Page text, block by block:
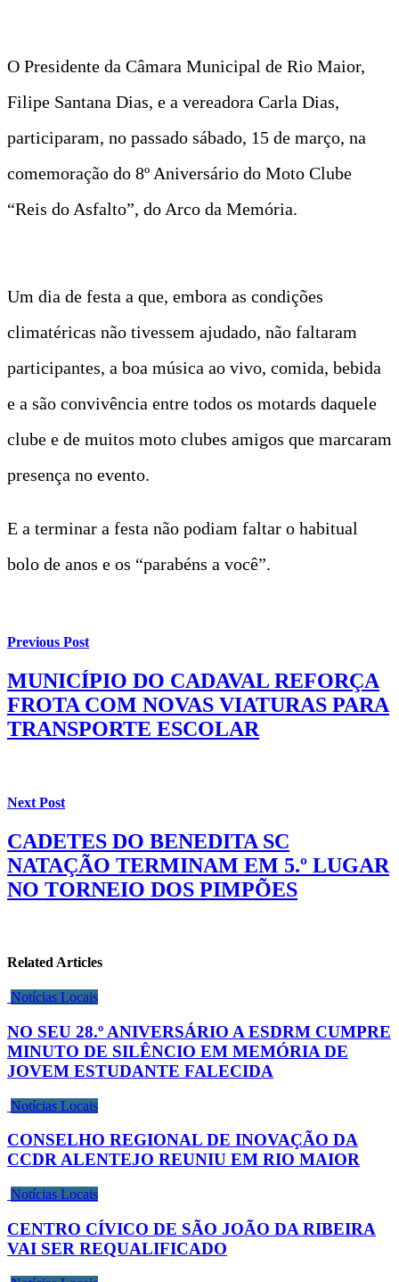
O Presidente da Câmara Municipal de Rio Maior,
Filipe Santana Dias, e a vereadora Carla Dias,
participaram, no passado sábado, 15 de março, na
comemoração do 8º Aniversário do Moto Clube
“Reis do Asfalto”, do Arco da Memória.
Um dia de festa a que, embora as condições
climatéricas não tivessem ajudado, não faltaram
participantes, a boa música ao vivo, comida, bebida
e a são convivência entre todos os motards daquele
clube e de muitos moto clubes amigos que marcaram
presença no evento.
E a terminar a festa não podiam faltar o habitual
bolo de anos e os “parabéns a você”.
Previous Post
MUNICÍPIO DO CADAVAL REFORÇA
FROTA COM NOVAS VIATURAS PARA
TRANSPORTE ESCOLAR
Next Post
CADETES DO BENEDITA SC
NATAÇÃO TERMINAM EM 5.º LUGAR
NO TORNEIO DOS PIMPÕES
Related Articles
Notícias Locais
NO SEU 28.º ANIVERSÁRIO A ESDRM CUMPRE
MINUTO DE SILÊNCIO EM MEMÓRIA DE
JOVEM ESTUDANTE FALECIDA
Notícias Locais
CONSELHO REGIONAL DE INOVAÇÃO DA
CCDR ALENTEJO REUNIU EM RIO MAIOR
Notícias Locais
CENTRO CÍVICO DE SÃO JOÃO DA RIBEIRA
VAI SER REQUALIFICADO